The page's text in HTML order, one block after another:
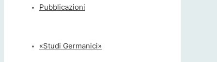
Pubblicazioni
«Studi Germanici»